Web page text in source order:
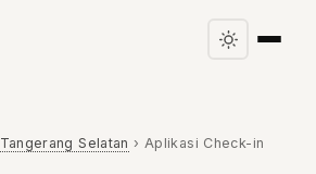
Tangerang Selatan › Aplikasi Check-in